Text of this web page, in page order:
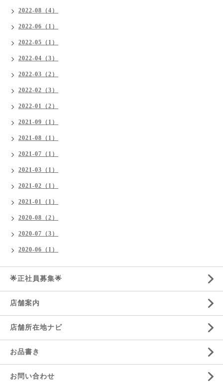
2022-08（4）
2022-06（1）
2022-05（1）
2022-04（3）
2022-03（2）
2022-02（3）
2022-01（2）
2021-09（1）
2021-08（1）
2021-07（1）
2021-03（1）
2021-02（1）
2021-01（1）
2020-08（2）
2020-07（3）
2020-06（1）
🌟正社員募集🌟
店舗案内
店舗所在地ナビ
お品書き
お問い合わせ